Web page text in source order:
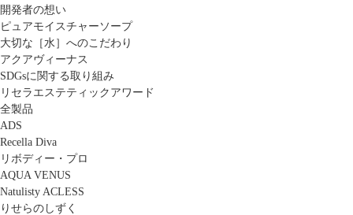
開発者の想い
ピュアモイスチャーソープ
大切な［水］へのこだわり
アクアヴィーナス
SDGsに関する取り組み
リセラエステティックアワード
全製品
ADS
Recella Diva
リボディー・プロ
AQUA VENUS
Natulisty ACLESS
りせらのしずく